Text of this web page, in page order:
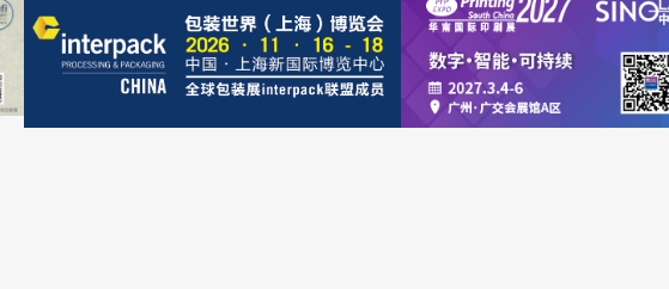
国际 访谈
话题
展会
设备
企业动态
营销
印中
印后
数码
标签
企业
咨询
中国
东南亚
印
印